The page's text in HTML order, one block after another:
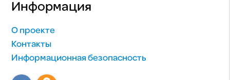
Информация
О проекте
Контакты
Информационная безопасность